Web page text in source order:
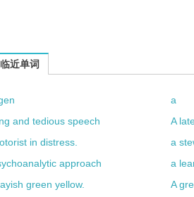
的相关资料：
临近单词
a
and tedious speech
A
in distress.
a
approach
a
green yellow.
A